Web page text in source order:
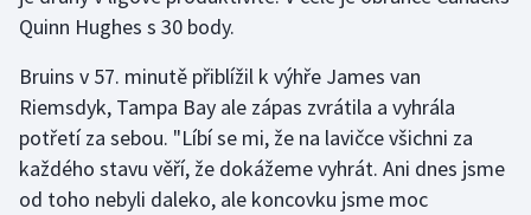
Stolní tenis
Triatlon
Veslování
Vodní slalom
Quinn Hughes s 30 body.
Bruins v 57. minutě přiblížil k výhře James van
Riemsdyk, Tampa Bay ale zápas zvrátila a vyhrála
potřetí za sebou. "Líbí se mi, že na lavičce všichni za
každého stavu věří, že dokážeme vyhrát. Ani dnes jsme
od toho nebyli daleko, ale koncovku jsme moc